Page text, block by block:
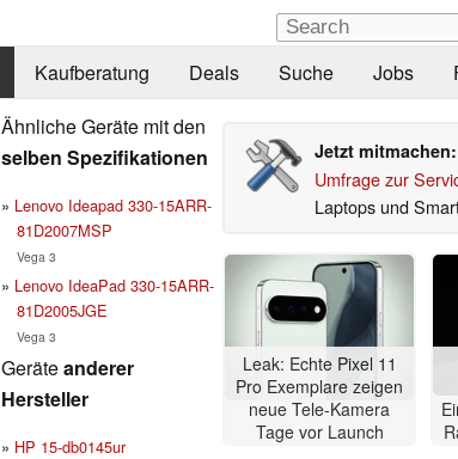
Kaufberatung Deals Suche Jobs
Ähnliche Geräte mit den
selben Spezifikationen
Lenovo Ideapad 330-15ARR-
81D2007MSP
Vega 3
Lenovo IdeaPad 330-15ARR-
81D2005JGE
Vega 3
Geräteanderer
Hersteller
HP 15-db0145ur
Jetzt mitmachen:
Umfrage zur
Laptops und
Leak: Echte Pixel 11
Pro Exemplare zeigen
neue Tele-Kamera
Tage vor Launch